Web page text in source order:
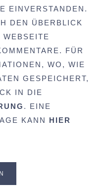
EINVERSTANDEN.
DEN ÜBERBLICK
FÜR
WO, WIE
GESPEICHERT,
IN DIE
. EINE
KANN HIER